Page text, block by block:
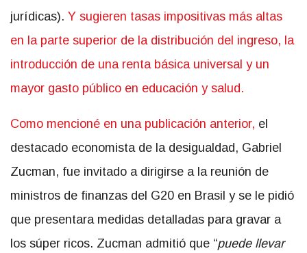
jurídicas). Y sugieren tasas impositivas más altas
en la parte superior de la distribución del ingreso, la
introducción de una renta básica universal y un
mayor gasto público en educación y salud.
Como mencioné en una publicación anterior, el
destacado economista de la desigualdad, Gabriel
Zucman, fue invitado a dirigirse a la reunión de
ministros de finanzas del G20 en Brasil y se le pidió
que presentara medidas detalladas para gravar a
los súper ricos. Zucman admitió que “puede llevar